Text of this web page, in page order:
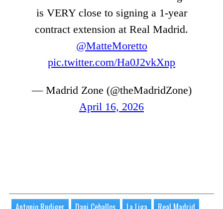
is VERY close to signing a 1-year
contract extension at Real Madrid.
@MatteMoretto
pic.twitter.com/Ha0J2vkXnp
— Madrid Zone (@theMadridZone)
April 16, 2026